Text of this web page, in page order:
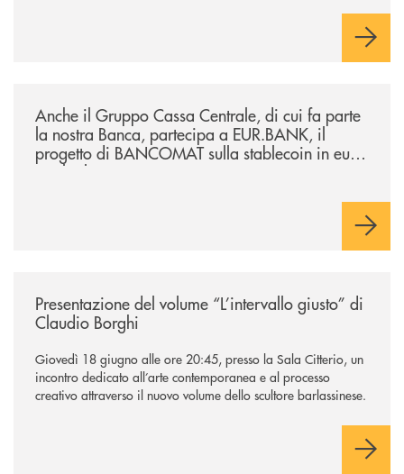
negoziazione esclusiva per la finalizzazione dell’operazione.
Anche il Gruppo Cassa Centrale, di cui fa parte
la nostra Banca, partecipa a EUR.BANK, il
progetto di BANCOMAT sulla stablecoin in euro
e sul relativo ecosistema
Presentazione del volume “L’intervallo giusto” di
Claudio Borghi
Giovedì 18 giugno alle ore 20:45, presso la Sala Citterio, un
incontro dedicato all’arte contemporanea e al processo
creativo attraverso il nuovo volume dello scultore barlassinese.